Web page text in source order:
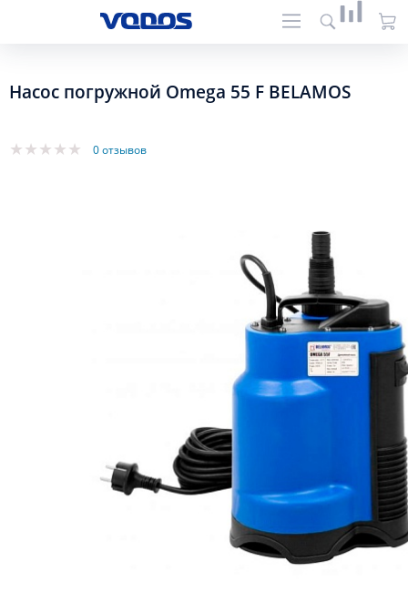
Насос погружной Omega 55 F BELAMOS
0 отзывов